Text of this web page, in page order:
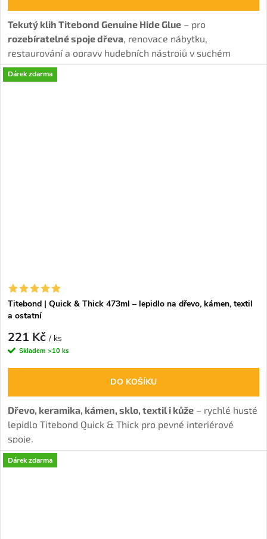
Tekutý klih Titebond Genuine Hide Glue – pro
rozebíratelné spoje dřeva , renovace nábytku,
restaurování a opravy hudebních nástrojů v suchém
interiéru.
Dárek zdarma
Titebond | Quick & Thick 473ml – lepidlo na dřevo, kámen, textil
a ostatní
221 Kč/ ks
Skladem >10 ks
DO KOŠÍKU
Dřevo, keramika, kámen, sklo, textil i kůže – rychlé husté
lepidlo Titebond Quick & Thick pro pevné interiérové
spoje.
Dárek zdarma